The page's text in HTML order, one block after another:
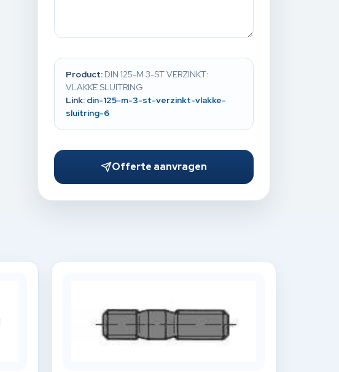
Product: DIN 125-M 3-ST VERZINKT:
VLAKKE SLUITRING
Link: din-125-m-3-st-verzinkt-vlakke-
sluitring-6
Offerte aanvragen